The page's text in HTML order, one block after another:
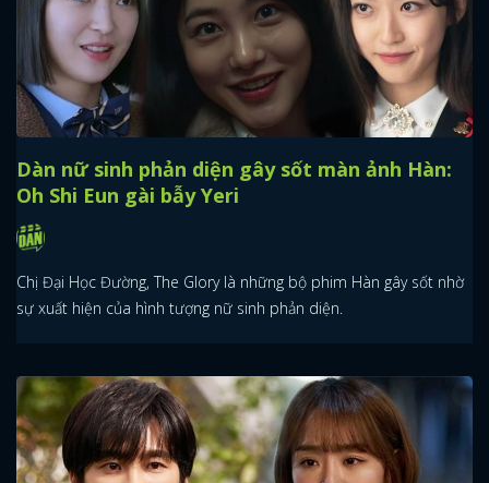
Dàn nữ sinh phản diện gây sốt màn ảnh Hàn:
Oh Shi Eun gài bẫy Yeri
Chị Đại Học Đường, The Glory là những bộ phim Hàn gây sốt nhờ
sự xuất hiện của hình tượng nữ sinh phản diện.